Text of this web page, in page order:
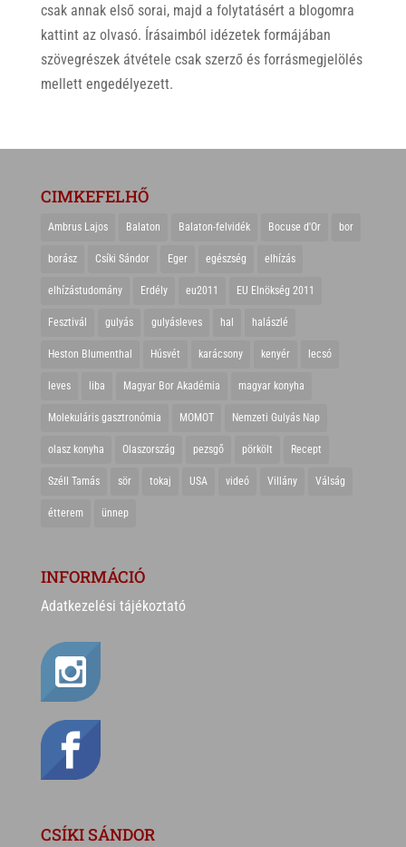
csak annak első sorai, majd a folytatásért a blogomra
kattint az olvasó. Írásaimból idézetek formájában
szövegrészek átvétele csak szerző és forrásmegjelölés
mellett engedélyezett.
CIMKEFELHŐ
Ambrus Lajos Balaton Balaton-felvidék Bocuse d'Or bor
borász Csíki Sándor Eger egészség elhízás
elhízástudomány Erdély eu2011 EU Elnökség 2011
Fesztivál gulyás gulyásleves hal halászlé
Heston Blumenthal Húsvét karácsony kenyér lecsó
leves liba Magyar Bor Akadémia magyar konyha
Molekuláris gasztronómia MOMOT Nemzeti Gulyás Nap
olasz konyha Olaszország pezsgő pörkölt Recept
Széll Tamás sör tokaj USA videó Villány Válság
étterem ünnep
INFORMÁCIÓ
Adatkezelési tájékoztató
CSÍKI SÁNDOR